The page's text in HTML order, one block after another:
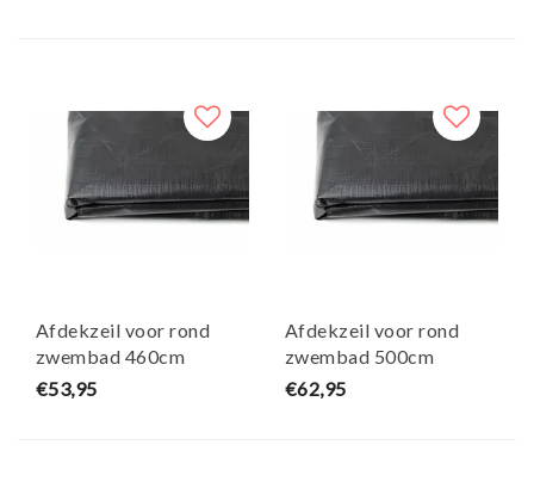
Afdekzeil voor rond
zwembad 460cm
(zeilmaat 520)
€53,95
Afdekzeil voor rond
zwembad 500cm
(zeilmaat 560)
€62,95